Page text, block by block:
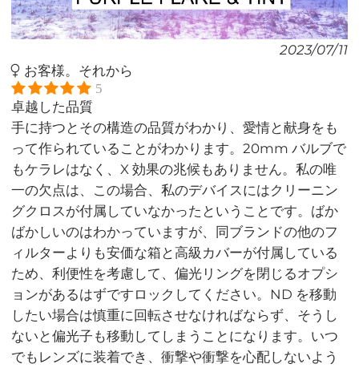
2023/07/11
お客様。それから
5
卓越した品質
手に持つとその構造の品質がわかり、愛情と献身をも
って作られていることがわかります。20mm バルブで
もケラレはなく、X 効果の兆候もありません。私の唯
一の欠点は、この場合、私のデバイスにはクリーニン
グクロスが付属していなかったということです。ばか
ばかしいのはわかっていますが、同ブランドの他のフ
ィルターよりも安価な箱と高級カバーが付属している
ため、利便性を考慮して、偏光リングを閉じるオプシ
ョンがあるはずですロックしてください。ND を移動
したい場合は慎重に回転させなければならず、そうし
ないと偏光子も移動してしまうことになります。いつ
でもレンズに装着でき、衝撃や衝撃を心配しないよう